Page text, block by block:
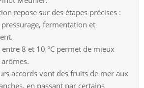
repose sur des étapes précises :
fermentation et
entre 8 et 10 °C permet de mieux
accords vont des fruits de mer aux
en passant par certains